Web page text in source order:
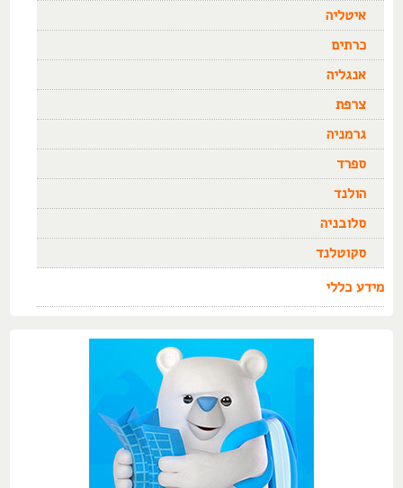
איטליה
כרתים
אנגליה
צרפת
גרמניה
ספרד
הולנד
סלובניה
סקוטלנד
מידע כללי